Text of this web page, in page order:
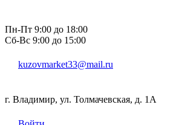
Пн-Пт 9:00 до 18:00
Сб-Вс 9:00 до 15:00
kuzovmarket33@mail.ru
г. Владимир, ул. Толмачевская, д. 1А